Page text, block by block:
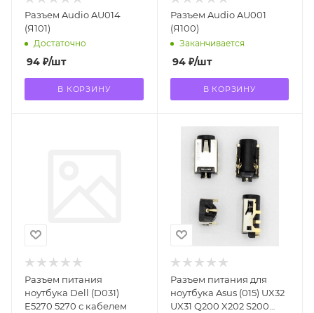
Разъем Audio AU014
(Я101)
Достаточно
94 ₽/шт
В КОРЗИНУ
Разъем Audio AU001
(Я100)
Заканчивается
94₽/шт
В КОРЗИНУ
Разъем питания
ноутбука Dell (D031)
E5270 5270 с кабелем
Разъем питания для
ноутбука Asus (015) UX32
UX31 Q200 X202 S200